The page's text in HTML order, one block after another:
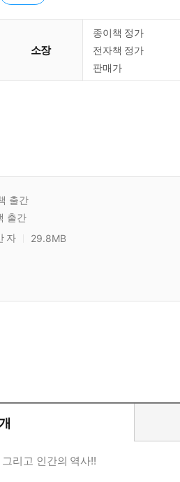
소장
종이책 정가
전자책 정가
판매가
출간
출간
자 29.8MB
리고 인간의 역사!!